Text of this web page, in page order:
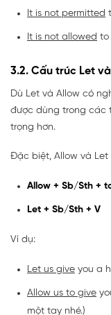
It is not permitted
It is not allowed to
3.2. Cấu trúc Let
Dù Let và Allow có
được dùng trong các
trọng hơn.
Đặc biệt, Allow và
Allow + Sb/Sth +
Let + Sb/Sth + V
Ví dụ:
Let us give you a
Allow us to give
một tay nhé.)